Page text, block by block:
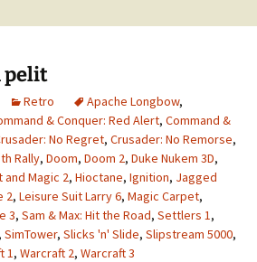
pelit
Retro Apache Longbow,
& Conquer: Red Alert, Command &
No Regret, Crusader: No Remorse,
Rally, Doom, Doom 2, Duke Nukem 3D,
Magic 2, Hioctane, Ignition, Jagged
2, Leisure Suit Larry 6, Magic Carpet,
3, Sam & Max: Hit the Road, Settlers 1,
, SimTower, Slicks 'n' Slide, Slipstream 5000,
1, Warcraft 2, Warcraft 3